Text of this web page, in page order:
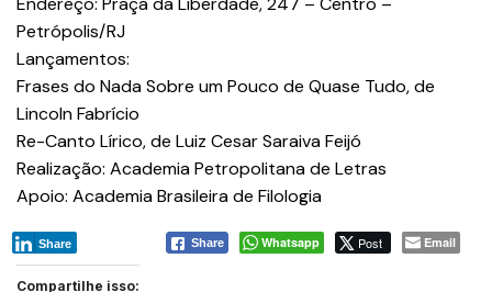
Petrópolis/RJ
Lançamentos:
Frases do Nada Sobre um Pouco de Quase Tudo, de
Lincoln Fabrício
Re-Canto Lírico, de Luiz Cesar Saraiva Feijó
Realização: Academia Petropolitana de Letras
Apoio: Academia Brasileira de Filologia
Share Whatsapp Post Email
Share
Compartilhe isso: